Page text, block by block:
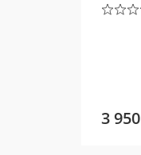
3 950